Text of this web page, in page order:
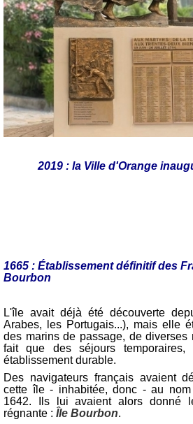
2019 : la Ville d'Orange
1665 : Établissement définitif des
Bourbon
L'île avait déjà été découverte
Arabes, les Portugais...), mais elle
des marins de passage, de diverses
fait que des séjours
établissement durable.
Des navigateurs français avaient
cette île - inhabitée, donc - au
1642. Ils lui avaient alors donné
régnante : Île Bourbon.